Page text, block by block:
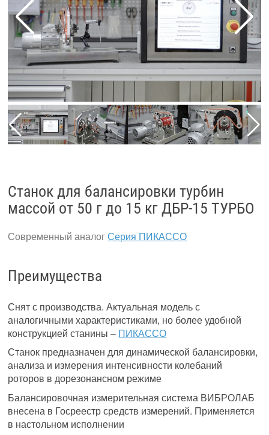
Станок для балансировки турбин
массой от 50 г до 15 кг ДБР-15 ТУРБО
Современный аналогСерия ПИКАССО
Преимущества
Снят с производства. Актуальная модель с
аналогичными характеристиками, но более удобной
конструкцией станины – ПИКАССО
Станок предназначен для динамической балансировки,
анализа и измерения интенсивности колебаний
роторов в дорезонансном режиме
Балансировочная измерительная система ВИБРОЛАБ
внесена в Госреестр средств измерений. Применяется
в настольном исполнении